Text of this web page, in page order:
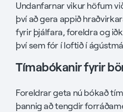
Undanfarnar vikur höfum
því að gera appið
fyrir þjálfara, foreldra og
því sem fór í loftið í
Tímabókanir fyrir
Foreldrar geta nú bókað
þannig að tengdir